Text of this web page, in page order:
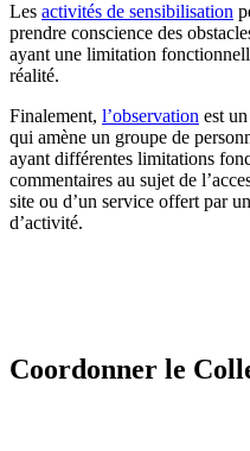
Les activités de sensibilisation
prendre conscience des
ayant une limitation
réalité.
Finalement, l’observation est
qui amène un groupe de
ayant différentes limitations
commentaires au sujet de
site ou d’un service offert par
d’activité.
Coordonner le